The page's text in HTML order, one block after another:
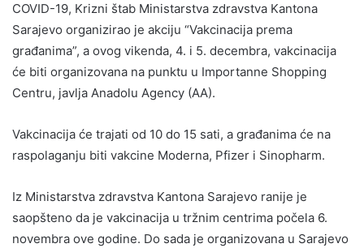
COVID-19, Krizni štab Ministarstva zdravstva Kantona
Sarajevo organizirao je akciju “Vakcinacija prema
građanima”, a ovog vikenda, 4. i 5. decembra, vakcinacija
će biti organizovana na punktu u Importanne Shopping
Centru, javlja Anadolu Agency (AA).
Vakcinacija će trajati od 10 do 15 sati, a građanima će na
raspolaganju biti vakcine Moderna, Pfizer i Sinopharm.
Iz Ministarstva zdravstva Kantona Sarajevo ranije je
saopšteno da je vakcinacija u tržnim centrima počela 6.
novembra ove godine. Do sada je organizovana u Sarajevo